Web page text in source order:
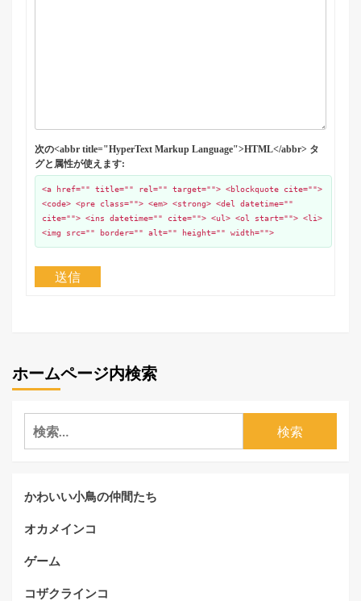
次の<abbr title="HyperText Markup Language">HTML</abbr> タ
グと属性が使えます:
<a href="" title="" rel="" target=""> <blockquote cite="">
<code> <pre class=""> <em> <strong> <del datetime=""
cite=""> <ins datetime="" cite=""> <ul> <ol start=""> <li>
<img src="" border="" alt="" height="" width="">
送信
ホームページ内検索
検
索:
かわいい小鳥の仲間たち
オカメインコ
ゲーム
コザクラインコ